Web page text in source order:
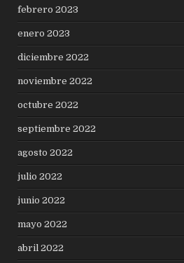
febrero 2023
enero 2023
diciembre 2022
noviembre 2022
octubre 2022
septiembre 2022
agosto 2022
julio 2022
junio 2022
mayo 2022
abril 2022